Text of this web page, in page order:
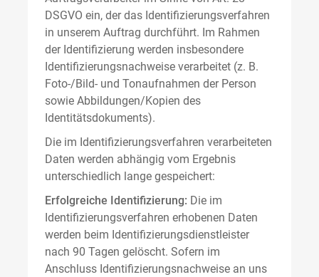
DSGVO ein, der das Identifizierungsverfahren
in unserem Auftrag durchführt. Im Rahmen
der Identifizierung werden insbesondere
Identifizierungsnachweise verarbeitet (z. B.
Foto-/Bild- und Tonaufnahmen der Person
sowie Abbildungen/Kopien des
Identitätsdokuments).
Die im Identifizierungsverfahren verarbeiteten
Daten werden abhängig vom Ergebnis
unterschiedlich lange gespeichert:
Erfolgreiche Identifizierung: Die im
Identifizierungsverfahren erhobenen Daten
werden beim Identifizierungsdienstleister
nach 90 Tagen gelöscht. Sofern im
Anschluss Identifizierungsnachweise an uns